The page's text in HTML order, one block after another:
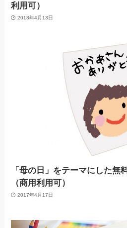
利用可）
2018年4月13日
「母の日」をテーマにした無
（商用利用可）
2017年4月17日